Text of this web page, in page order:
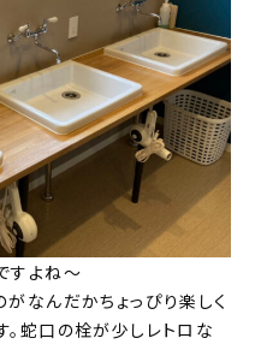
すよね～
なんだかちょっぴり楽しく
。蛇口の栓が少しレトロな